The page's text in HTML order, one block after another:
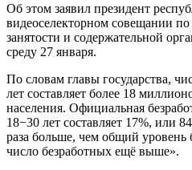
Об этом заявил президент
видеоселекторном совещании
занятости и содержательной
среду 27 января.
По словам главы государства,
лет составляет более 18
населения. Официальная
18−30 лет составляет 17%, или
раза больше, чем общий уровень
число безработных ещё выше».